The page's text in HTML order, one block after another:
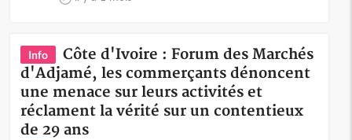
Info
Côte d'Ivoire : Forum des Marchés
d'Adjamé, les commerçants dénoncent
une menace sur leurs activités et
réclament la vérité sur un contentieux
de 29 ans